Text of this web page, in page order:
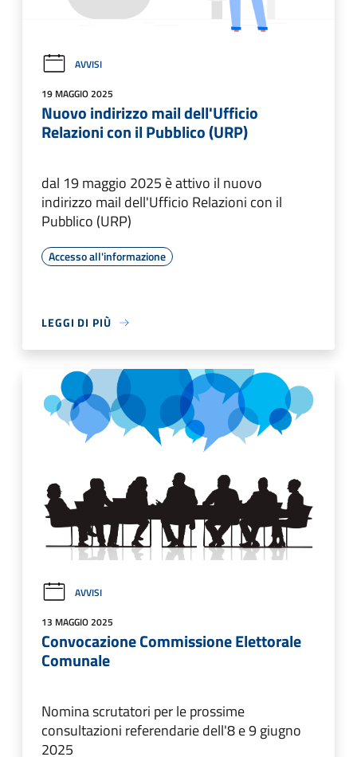
AVVISI
19 MAGGIO 2025
Nuovo indirizzo mail dell'Ufficio
Relazioni con il Pubblico (URP)
dal 19 maggio 2025 è attivo il nuovo
indirizzo mail dell'Ufficio Relazioni con il
Pubblico (URP)
Accesso all'informazione
LEGGI DI PIÙ
AVVISI
13 MAGGIO 2025
Convocazione Commissione Elettorale
Comunale
Nomina scrutatori per le prossime
consultazioni referendarie dell'8 e 9 giugno
2025